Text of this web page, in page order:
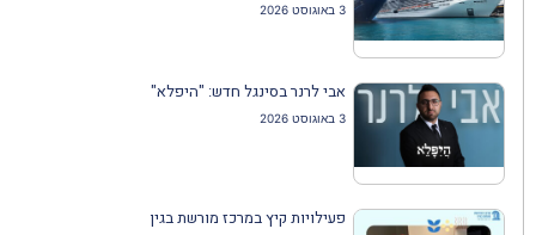
3 באוגוסט 2026
אבי לרנר בסינגל חדש: "היפלא"
3 באוגוסט 2026
פעילויות קיץ במרכז מורשת בגין